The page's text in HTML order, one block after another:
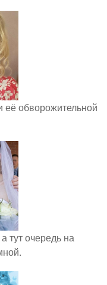
обворожительной
тут очередь на